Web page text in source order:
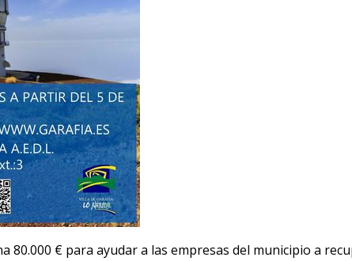
80.000 € para ayudar a las empresas del municipio a